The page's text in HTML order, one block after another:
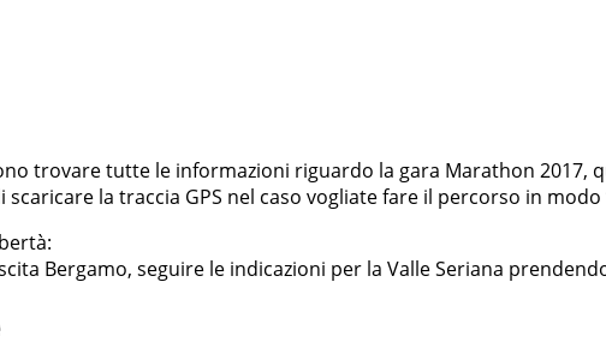
trovare tutte le informazioni riguardo la gara Marathon 2017,
la traccia GPS nel caso vogliate fare il percorso in modo
Bergamo, seguire le indicazioni per la Valle Seriana